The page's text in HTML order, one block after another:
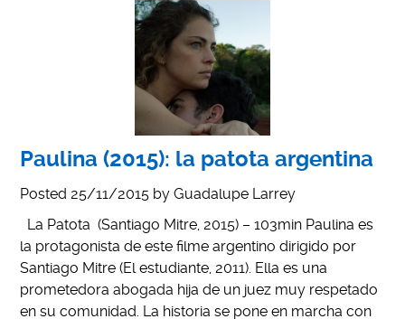
Paulina (2015): la patota argentina
Posted 25/11/2015 byGuadalupe Larrey
La Patota (Santiago Mitre, 2015) – 103min Paulina es
la protagonista de este filme argentino dirigido por
Santiago Mitre (El estudiante, 2011). Ella es una
prometedora abogada hija de un juez muy respetado
en su comunidad. La historia se pone en marcha con